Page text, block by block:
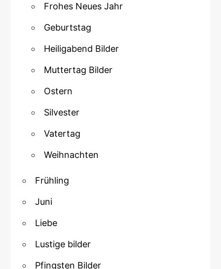
Frohes Neues Jahr
Geburtstag
Heiligabend Bilder
Muttertag Bilder
Ostern
Silvester
Vatertag
Weihnachten
Frühling
Juni
Liebe
Lustige bilder
Pfingsten Bilder